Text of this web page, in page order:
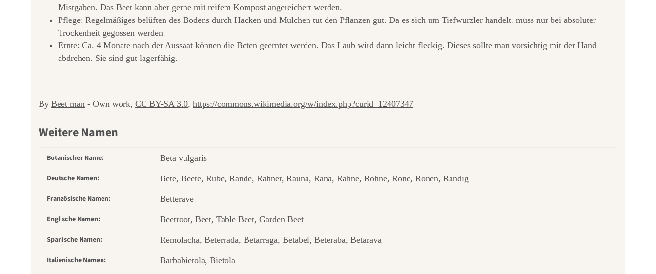
Mistgaben. Das Beet kann aber gerne mit reifem Kompost angereichert werden.
Pflege: Regelmäßiges belüften des Bodens durch Hacken und Mulchen tut den Pflanzen gut. Da es sich um Tiefwurzler handelt, muss nur bei absoluter
Trockenheit gegossen werden.
Ernte: Ca. 4 Monate nach der Aussaat können die Beten geerntet werden. Das Laub wird dann leicht fleckig. Dieses sollte man vorsichtig mit der Hand
abdrehen. Sie sind gut lagerfähig.
By Beet man - Own work, CC BY-SA 3.0, https://commons.wikimedia.org/w/index.php?curid=12407347
Weitere Namen
Botanischer Name: Beta vulgaris
Deutsche Namen: Bete, Beete, Rübe, Rande, Rahner, Rauna, Rana, Rahne, Rohne, Rone, Ronen, Randig
Französische Namen: Betterave
Englische Namen: Beetroot, Beet, Table Beet, Garden Beet
Spanische Namen: Remolacha, Beterrada, Betarraga, Betabel, Beteraba, Betarava
Italienische Namen: Barbabietola, Bietola